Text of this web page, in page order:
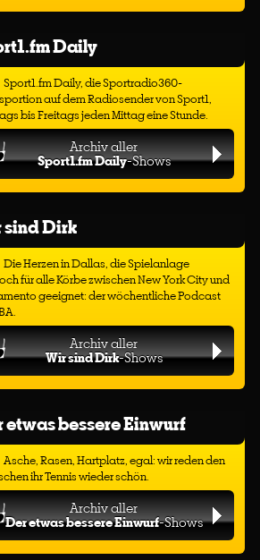
Daily
Sport1.fm Daily, die Sportradio360-
auf dem Radiosender von Sport1,
bis Freitags jeden Mittag eine Stunde.
Archiv aller
Sport1.fm Daily-Shows
sind Dirk
Die Herzen in Dallas, die Spielanlage
für alle Körbe zwischen New York City und
geeignet: der wöchentliche Podcast
Archiv aller
Wir sind Dirk-Shows
etwas bessere Einwurf
Asche, Rasen, Hartplatz, egal: wir reden den
ihr Tennis wieder schön.
Archiv aller
Der etwas bessere Einwurf-Shows